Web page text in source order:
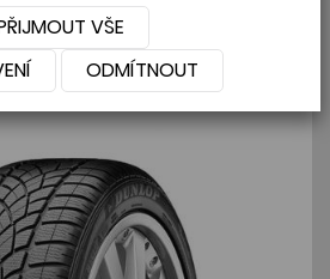
88WVŠE
ODMÍTNOUT